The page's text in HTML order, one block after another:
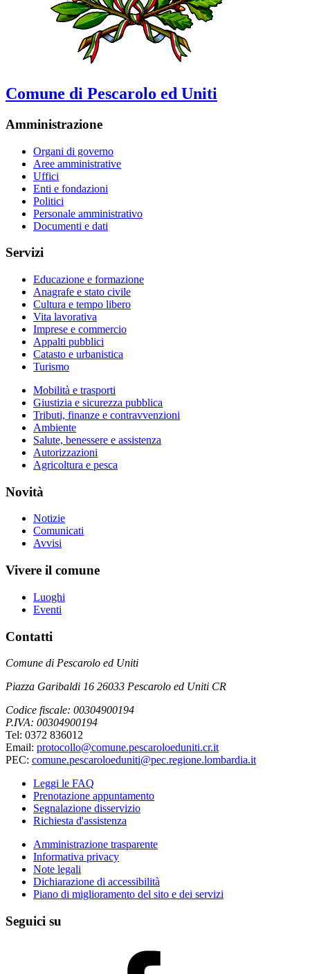
Comune di Pescarolo ed Uniti
Amministrazione
Organi di governo
Aree amministrative
Uffici
Enti e fondazioni
Politici
Personale amministrativo
Documenti e dati
Servizi
Educazione e formazione
Anagrafe e stato civile
Cultura e tempo libero
Vita lavorativa
Imprese e commercio
Appalti pubblici
Catasto e urbanistica
Turismo
Mobilità e trasporti
Giustizia e sicurezza pubblica
Tributi, finanze e contravvenzioni
Ambiente
Salute, benessere e assistenza
Autorizzazioni
Agricoltura e pesca
Novità
Notizie
Comunicati
Avvisi
Vivere il comune
Luoghi
Eventi
Contatti
Comune di Pescarolo ed Uniti
Piazza Garibaldi 16 26033 Pescarolo ed Uniti CR
Codice fiscale: 00304900194
P.IVA: 00304900194
Tel: 0372 836012
Email: protocollo@comune.pescaroloeduniti.cr.it
PEC: comune.pescaroloeduniti@pec.regione.lombardia.it
Leggi le FAQ
Prenotazione appuntamento
Segnalazione disservizio
Richiesta d'assistenza
Amministrazione trasparente
Informativa privacy
Note legali
Dichiarazione di accessibilità
Piano di miglioramento del sito e dei servizi
Seguici su